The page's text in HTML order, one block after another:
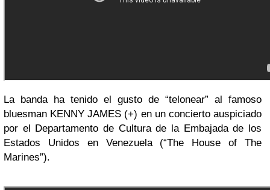
La banda ha tenido el gusto de “telonear” al famoso
bluesman KENNY JAMES (+) en un concierto auspiciado
por el Departamento de Cultura de la Embajada de los
Estados Unidos en Venezuela (“The House of The
Marines”).